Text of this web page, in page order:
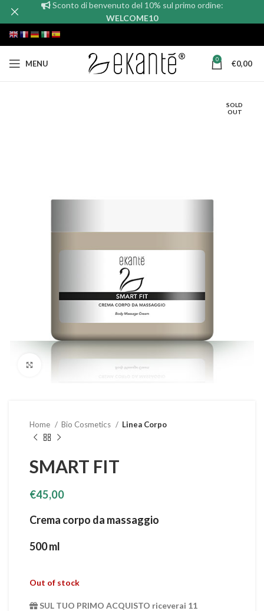
MENU 0 €0,00
SOLD
OUT
Clicca per ingrandire
Home Bio Cosmetics Linea Corpo
SMART FIT
€45,00
Crema corpo da massaggio
500 ml
Out of stock
SUL TUO PRIMO ACQUISTO riceverai 11
Sconto di benvenuto del 10% sul primo ordine:
WELCOME10